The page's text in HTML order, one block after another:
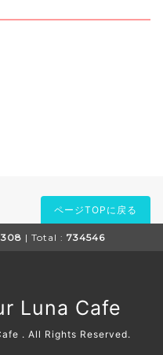
ページTOPに戻る
308 | Total : 734546
Luna Cafe
. All Rights Reserved.